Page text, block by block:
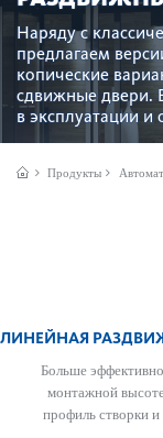
Наряду с
предлагаем
копические
сдвижные двери.
в эксплуатации и
Продукты
ЛИНЕЙНАЯ
Больше
монтажной
профиль створки